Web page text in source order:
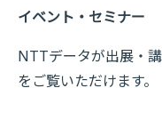
イベント・セミナー
NTTデータが出展・
をご覧いただけます。